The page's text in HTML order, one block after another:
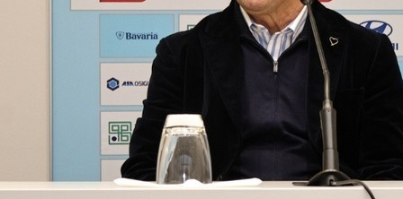
13:37, 25.03.2023
Faruk Hadžibegić ponovo izostavio
Miroslava Stevanovića!
BHFudbal.ba